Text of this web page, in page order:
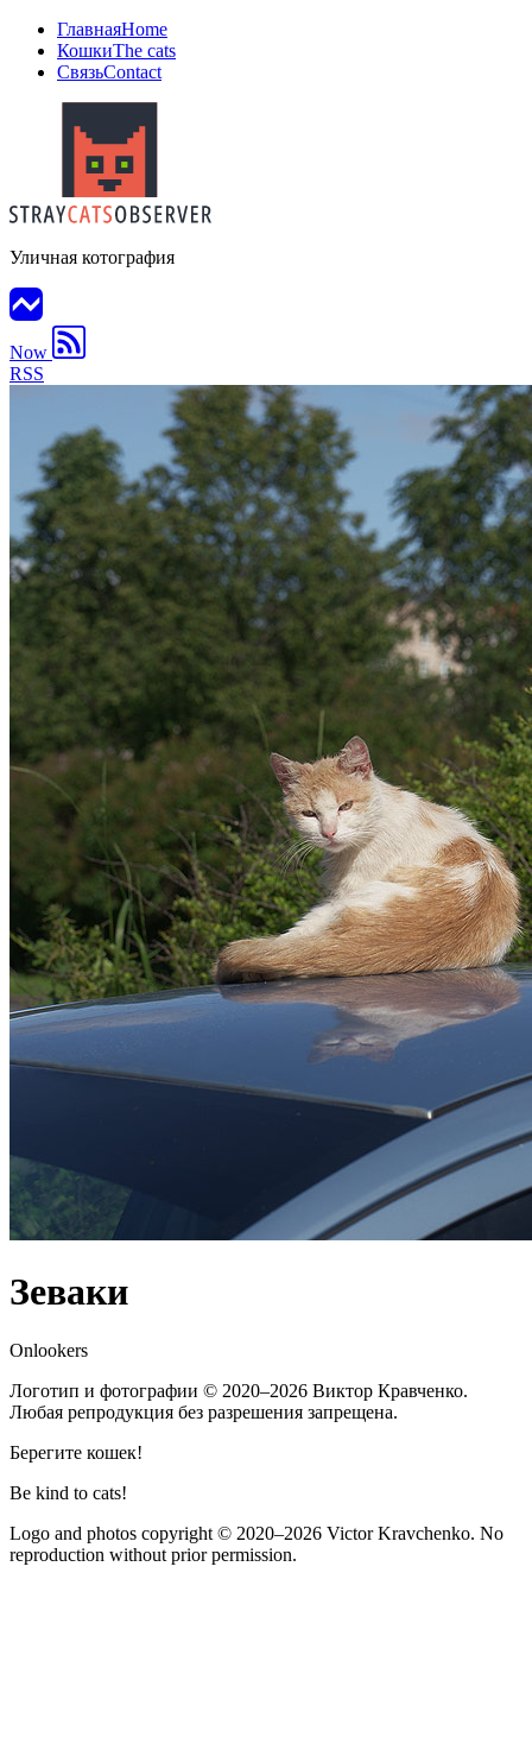
ГлавнаяHome
КошкиThe cats
СвязьContact
Уличная котография
Now
RSS
Зеваки
Onlookers
Логотип и фотографии © 2020–2026 Виктор Кравченко.
Любая репродукция без разрешения запрещена.
Берегите кошек!
Be kind to cats!
Logo and photos copyright © 2020–2026 Victor Kravchenko. No
reproduction without prior permission.